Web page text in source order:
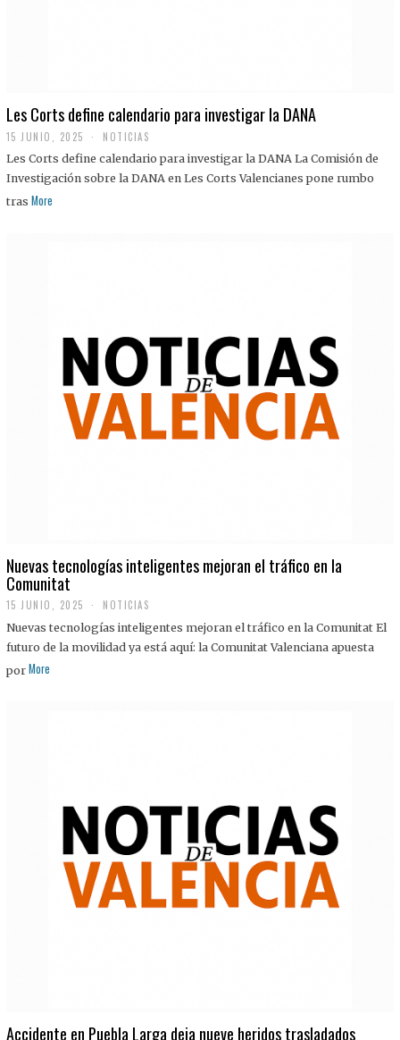
Les Corts define calendario para investigar la DANA
15 JUNIO, 2025 NOTICIAS
Les Corts define calendario para investigar la DANA La Comisión de
Investigación sobre la DANA en Les Corts Valencianes pone rumbo
tras More
Nuevas tecnologías inteligentes mejoran el tráfico en la
Comunitat
15 JUNIO, 2025 NOTICIAS
Nuevas tecnologías inteligentes mejoran el tráfico en la Comunitat El
futuro de la movilidad ya está aquí: la Comunitat Valenciana apuesta
por More
Accidente en Puebla Larga deja nueve heridos trasladados